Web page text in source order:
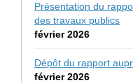
Présentation du
des travaux publics
février 2026
Dépôt du rapport
février 2026